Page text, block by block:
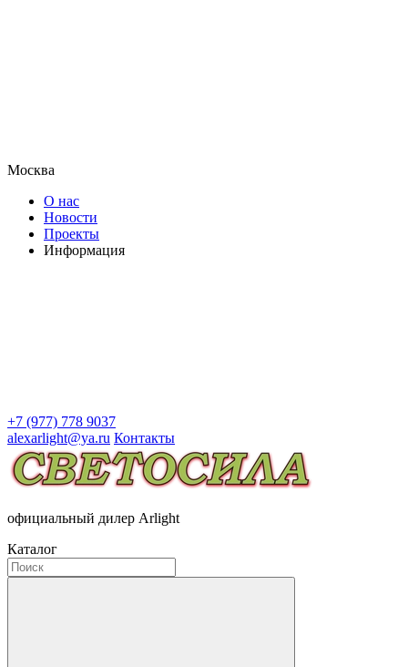
Москва
О нас
Новости
Проекты
Информация
+7 (977) 778 9037
alexarlight@ya.ru Контакты
официальный дилер Arlight
Каталог